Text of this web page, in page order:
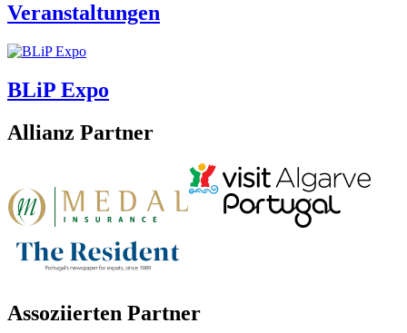
Veranstaltungen
BLiP Expo
Allianz Partner
Assoziierten Partner